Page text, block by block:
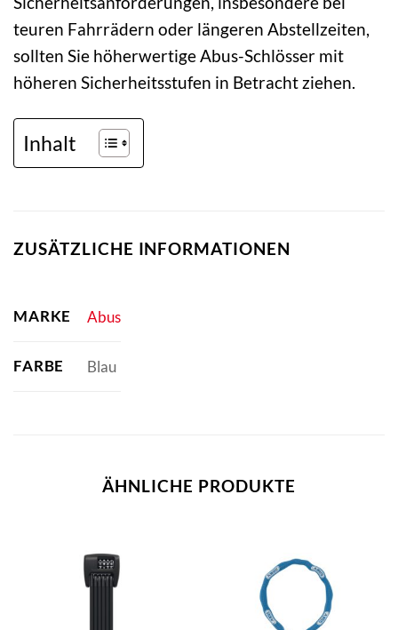
teuren Fahrrädern oder längeren Abstellzeiten,
sollten Sie höherwertige Abus-Schlösser mit
höheren Sicherheitsstufen in Betracht ziehen.
Inhalt
ZUSÄTZLICHE INFORMATIONEN
MARKE Abus
FARBE Blau
ÄHNLICHE PRODUKTE